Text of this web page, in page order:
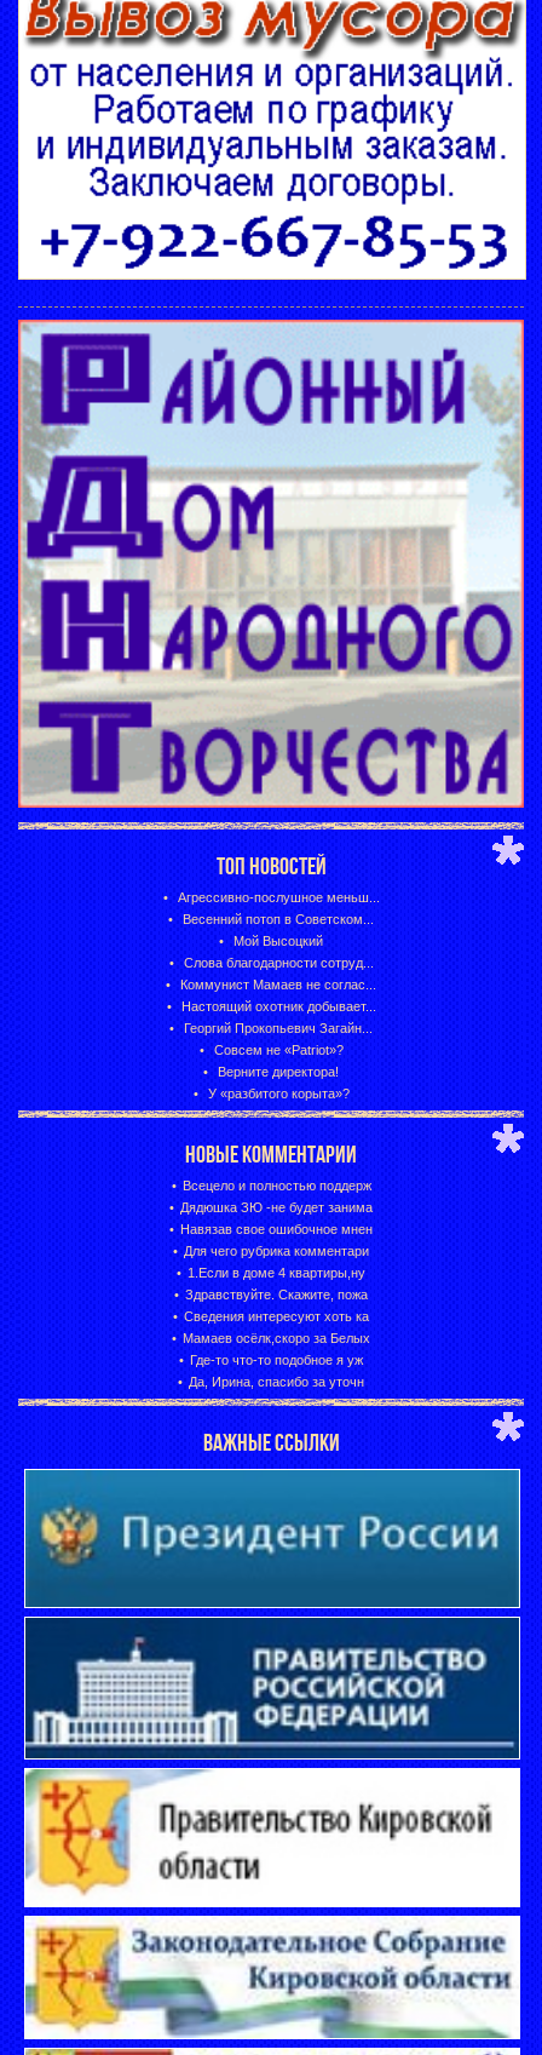
ТОП НОВОСТЕЙ
Агрессивно-послушное меньш...
Весенний потоп в Советском...
Мой Высоцкий
Слова благодарности сотруд...
Коммунист Мамаев не соглас...
Настоящий охотник добывает...
Георгий Прокопьевич Загайн...
Совсем не «Patriot»?
Верните директора!
У «разбитого корыта»?
НОВЫЕ КОММЕНТАРИИ
Всецело и полностью поддерж
Дядюшка ЗЮ -не будет занима
Навязав свое ошибочное мнен
Для чего рубрика комментари
1.Если в доме 4 квартиры,ну
Здравствуйте. Скажите, пожа
Сведения интересуют хоть ка
Мамаев осёлк,скоро за Белых
Где-то что-то подобное я уж
Да, Ирина, спасибо за уточн
ВАЖНЫЕ ССЫЛКИ